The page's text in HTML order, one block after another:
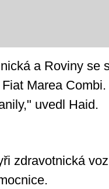
a Roviny se
Marea
uvedl Haid.
zdravotnická